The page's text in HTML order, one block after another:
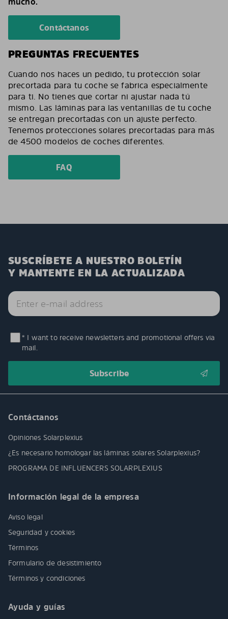
Contáctanos
PREGUNTAS FRECUENTES
Cuando nos haces un pedido, tu protección solar
precortada para tu coche se fabrica especialmente
para ti. No tienes que cortar ni ajustar nada tú
mismo. Las láminas para las ventanillas de tu coche
se entregan precortadas con un ajuste perfecto.
Tenemos protecciones solares precortadas para más
de 4500 modelos de coches diferentes.
FAQ
SUSCRÍBETE A NUESTRO BOLETÍN
Y MANTENTE EN LA ACTUALIZADA
* I want to receive newsletters and promotional offers via
mail.
Contáctanos
Opiniones Solarplexius
¿Es necesario homologar las láminas solares Solarplexius?
PROGRAMA DE INFLUENCERS SOLARPLEXIUS
Información legal de la empresa
Aviso legal
Seguridad y cookies
Términos
Formulario de desistimiento
Términos y condiciones
Ayuda y guías